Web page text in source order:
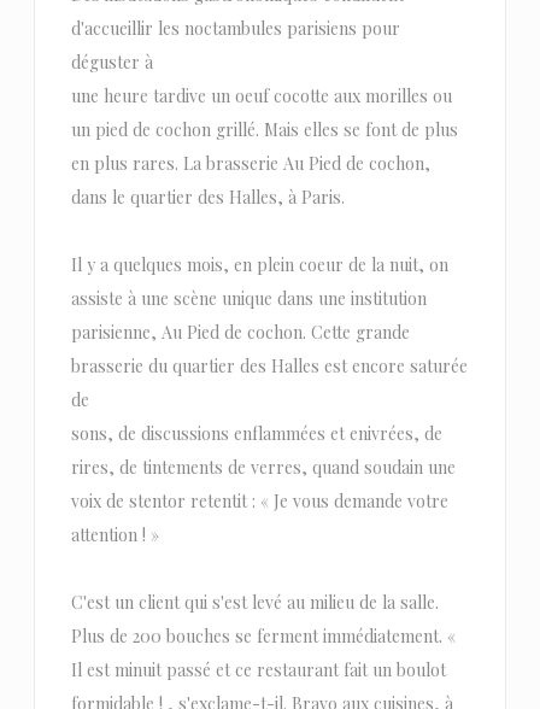
d'accueillir les noctambules parisiens pour
déguster à
une heure tardive un oeuf cocotte aux morilles ou
un pied de cochon grillé. Mais elles se font de plus
en plus rares. La brasserie Au Pied de cochon,
dans le quartier des Halles, à Paris.
Il y a quelques mois, en plein coeur de la nuit, on
assiste à une scène unique dans une institution
parisienne, Au Pied de cochon. Cette grande
brasserie du quartier des Halles est encore saturée
de
sons, de discussions enflammées et enivrées, de
rires, de tintements de verres, quand soudain une
voix de stentor retentit : « Je vous demande votre
attention ! »
C'est un client qui s'est levé au milieu de la salle.
Plus de 200 bouches se ferment immédiatement. «
Il est minuit passé et ce restaurant fait un boulot
formidable ! , s'exclame-t-il. Bravo aux cuisines, à